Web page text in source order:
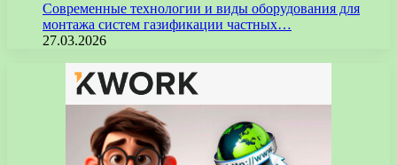
Современные технологии и виды оборудования для
монтажа систем газификации частных…
27.03.2026